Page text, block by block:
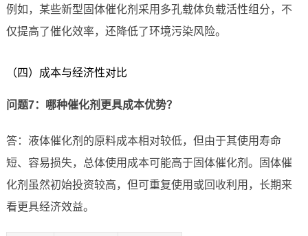
例如，某些新型固体催化剂采用多孔载体负载活性组分，不
仅提高了催化效率，还降低了环境污染风险。
（四）成本与经济性对比
问题7：哪种催化剂更具成本优势？
答：液体催化剂的原料成本相对较低，但由于其使用寿命
短、容易损失，总体使用成本可能高于固体催化剂。固体催
化剂虽然初始投资较高，但可重复使用或回收利用，长期来
看更具经济效益。